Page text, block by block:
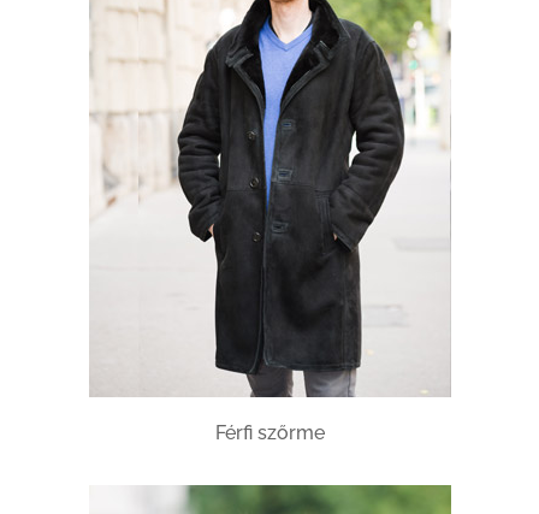
Férfi szőrme